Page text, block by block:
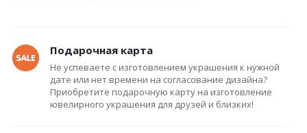
Подарочная карта
Не успеваете с изготовлением украшения к нужной
дате или нет времени на согласование дизайна?
Приобретите подарочную карту на изготовление
ювелирного украшения для друзей и близких!